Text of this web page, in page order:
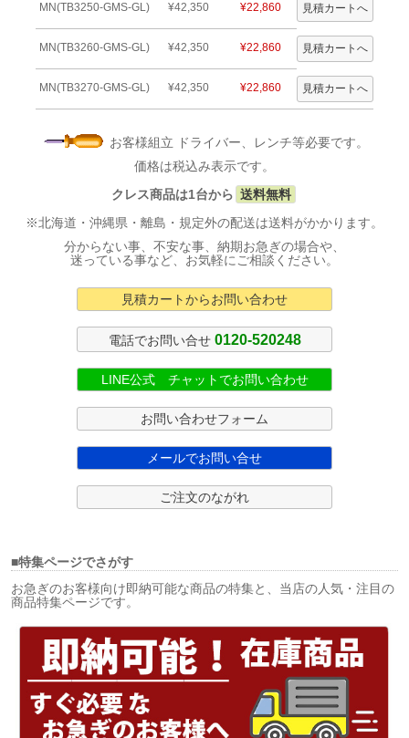
MN(TB3250-GMS-GL) ¥42,350 ¥22,860
MN(TB3260-GMS-GL) ¥42,350 ¥22,860
MN(TB3270-GMS-GL) ¥42,350 ¥22,860
お客様組立 ドライバー、レンチ等必要です。
価格は税込み表示です。
クレス商品は1台から 送料無料
※北海道・沖縄県・離島・規定外の配送は送料がかかります。
分からない事、不安な事、納期お急ぎの場合や、
迷っている事など、お気軽にご相談ください。
見積カートからお問い合わせ
電話でお問い合せ 0120-520248
LINE公式 チャットでお問い合わせ
お問い合わせフォーム
メールでお問い合せ
ご注文のながれ
■特集ページでさがす
お急ぎのお客様向け即納可能な商品の特集と、当店の人気・注目の
商品特集ページです。